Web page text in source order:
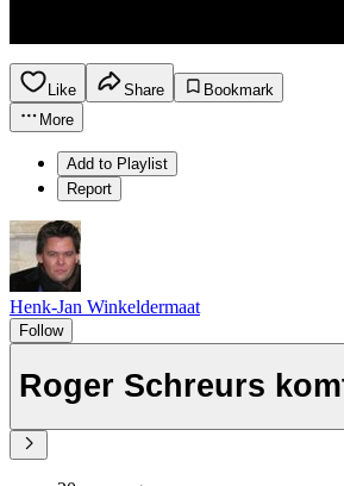
Like Share
Bookmark
More
Add to Playlist
Report
Henk-Jan Winkeldermaat
Follow
Roger Schreurs